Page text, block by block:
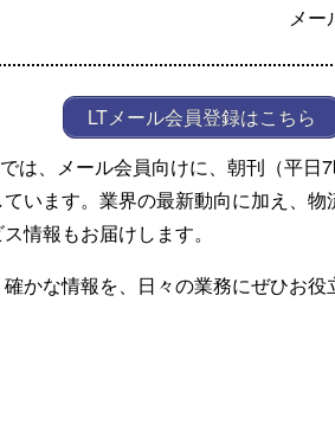
メー
LTメール会員登録はこちら
は、メール会員向けに、朝刊（平日
います。業界の最新動向に加え、
情報もお届けします。
かな情報を、日々の業務にぜひお役